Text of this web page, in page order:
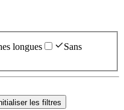
longues
Sans
les filtres